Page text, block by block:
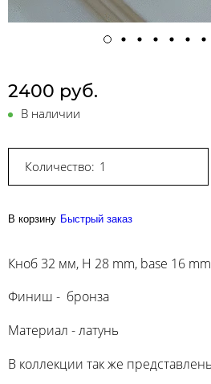
2400 руб.
В наличии
Количество:
В корзину Быстрый заказ
Кноб 32 мм, H 28 mm, base 16 mm
Финиш - бронза
Материал - латунь
В коллекции так же